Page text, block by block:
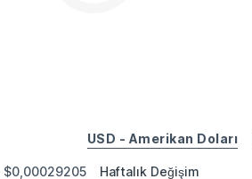
USD - Amerikan Doları
$0,00029205
Haftalık Değişim